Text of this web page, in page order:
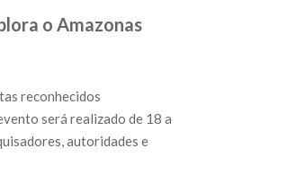
o Amazonas
reconhecidos
será realizado de 18 a
autoridades e